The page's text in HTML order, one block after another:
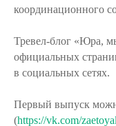
координационного
Тревел-блог «Юра,
официальных
в социальных сетях.
Первый выпуск
(https://vk.com/